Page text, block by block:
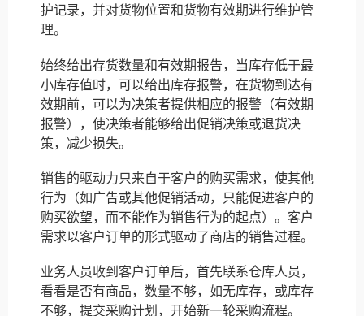
护记录，并对货物位置和货物有效期进行维护管
理。
始终给出存货数量和有效期报告，当库存低于最
小库存值时，可以给出库存报警，在货物到达有
效期前，可以为决策者提供相应的报警（有效期
报警），使决策者能够给出促销决策或退货决
策，减少损失。
销售的驱动力只来自于客户的购买需求，使其他
行为（如广告或其他促销活动，只能促进客户的
购买欲望，而不能作为销售行为的起点）。客户
需求以客户订单的形式驱动了商店的销售过程。
业务人员收到客户订单后，首先联系仓库人员，
看看是否有商品，数量不够，如无库存，或库存
不够，提交采购计划，开始新一轮采购流程。